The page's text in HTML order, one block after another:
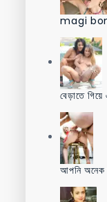
magi bon
বেড়াতে
আপনি অনেক